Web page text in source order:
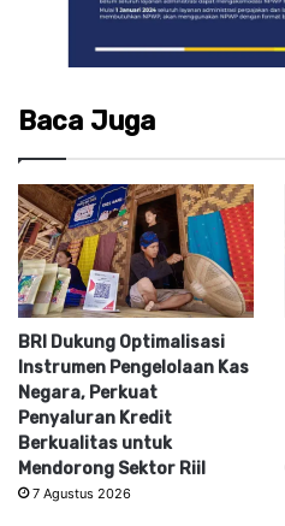
Baca Juga
BRI Dukung Optimalisasi
Instrumen Pengelolaan Kas
Negara, Perkuat
Penyaluran Kredit
Berkualitas untuk
Mendorong Sektor Riil
7 Agustus 2026